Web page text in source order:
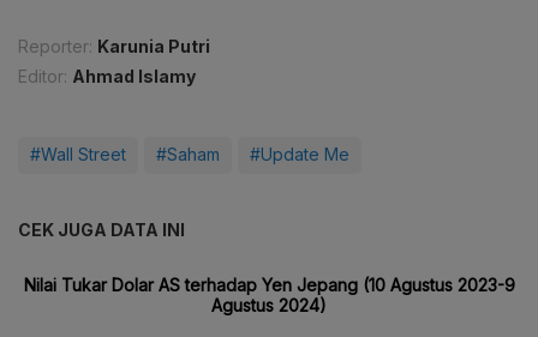
Reporter: Karunia Putri
Editor: Ahmad Islamy
#Wall Street #Saham #Update Me
CEK JUGA DATA INI